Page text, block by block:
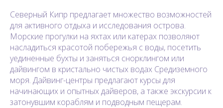
Северный Кипр предлагает множество возможностей
для активного отдыха и исследования острова.
Морские прогулки на яхтах или катерах позволяют
насладиться красотой побережья с воды, посетить
уединенные бухты и заняться снорклингом или
дайвингом в кристально чистых водах Средиземного
моря. Дайвинг-центры предлагают курсы для
начинающих и опытных дайверов, а также экскурсии к
затонувшим кораблям и подводным пещерам.